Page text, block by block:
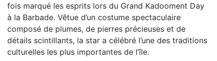
fois marqué les esprits lors du Grand Kadooment Day
à la Barbade. Vêtue d’un costume spectaculaire
composé de plumes, de pierres précieuses et de
détails scintillants, la star a célébré l’une des traditions
culturelles les plus importantes de l’île.